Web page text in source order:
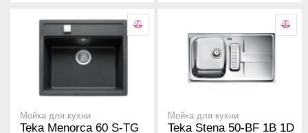
Мойка для кухни
Teka Menorca 60 S-TG
Мойка для кухни
Teka Stena 50-BF 1B 1D